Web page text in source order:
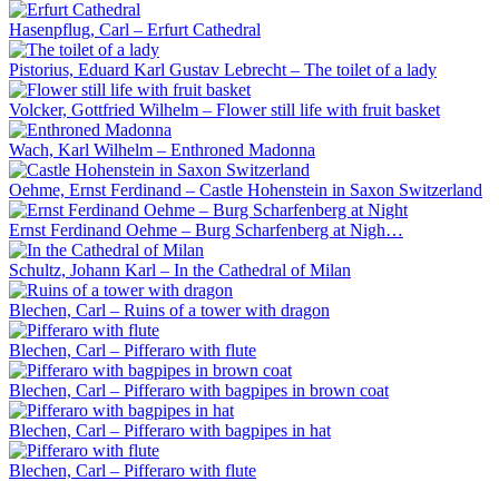
Hasenpflug, Carl – Erfurt Cathedral
Pistorius, Eduard Karl Gustav Lebrecht – The toilet of a lady
Volcker, Gottfried Wilhelm – Flower still life with fruit basket
Wach, Karl Wilhelm – Enthroned Madonna
Oehme, Ernst Ferdinand – Castle Hohenstein in Saxon Switzerland
Ernst Ferdinand Oehme – Burg Scharfenberg at Nigh…
Schultz, Johann Karl – In the Cathedral of Milan
Blechen, Carl – Ruins of a tower with dragon
Blechen, Carl – Pifferaro with flute
Blechen, Carl – Pifferaro with bagpipes in brown coat
Blechen, Carl – Pifferaro with bagpipes in hat
Blechen, Carl – Pifferaro with flute